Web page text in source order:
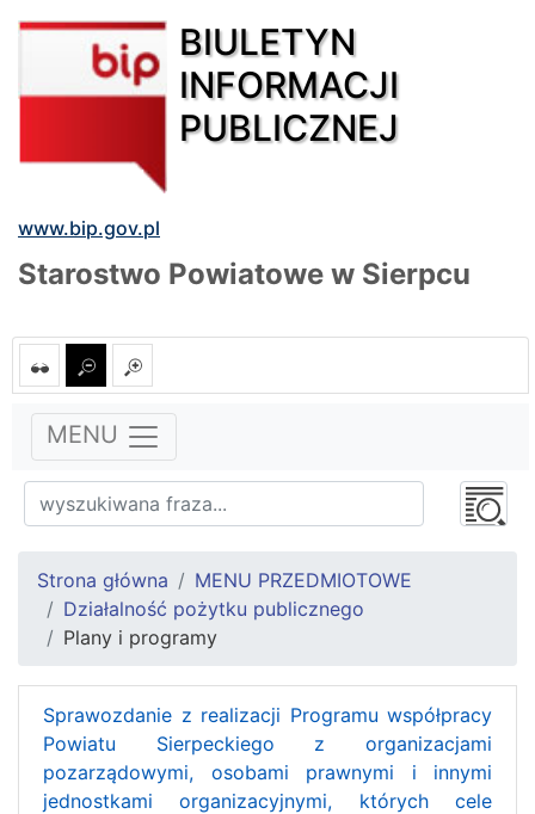
BIULETYN
INFORMACJI
PUBLICZNEJ
www.bip.gov.pl
Starostwo Powiatowe w Sierpcu
MENU
Strona główna
MENU PRZEDMIOTOWE
Działalność pożytku publicznego
Plany i programy
Sprawozdanie z realizacji Programu współpracy
Powiatu Sierpeckiego z organizacjami
pozarządowymi, osobami prawnymi i innymi
jednostkami organizacyjnymi, których cele